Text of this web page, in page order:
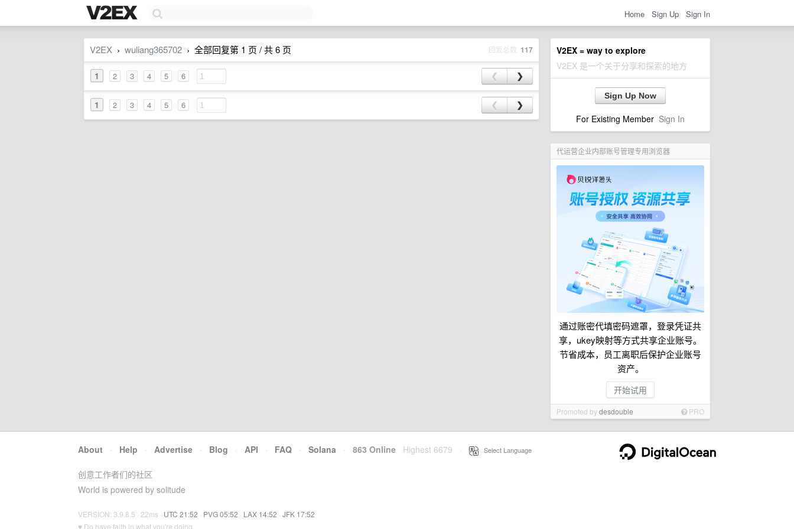
Home Sign Up Sign In
V2EX = way to explore
V2EX 是一个关于分享和探索的地方
Sign Up Now
For Existing Member Sign In
代运营企业内部账号管理专用浏览器
通过账密代填密码遮罩，登录凭证共
享，ukey映射等方式共享企业账号。
节省成本，员工离职后保护企业账号
资产。
开始试用
Promoted bydesdouble PRO
V2EX › wuliang365702 › 全部回复第 1 页 / 共 6 页 回复总数 117
1 2 3 4 5 6 ❮ ❯
1 2 3 4 5 6 ❮ ❯
About · Help · Advertise · Blog · API · FAQ · Solana · 863 Online Highest 6679 Select Language
创意工作者们的社区
World is powered by solitude
VERSION: 3.9.8.5 · 22ms · UTC 21:52 · PVG 05:52 · LAX 14:52 · JFK 17:52
♥ Do have faith in what you're doing.